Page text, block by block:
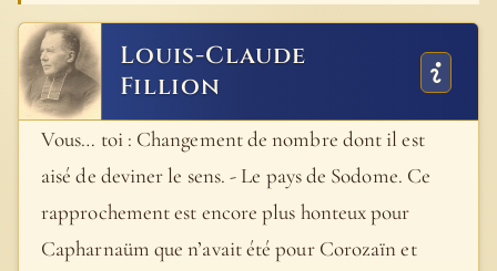
Louis-Claude
Fillion
Vous… toi : Changement de nombre dont il est
aisé de deviner le sens. - Le pays de Sodome. Ce
rapprochement est encore plus honteux pour
Capharnaüm que n’avait été pour Corozaïn et